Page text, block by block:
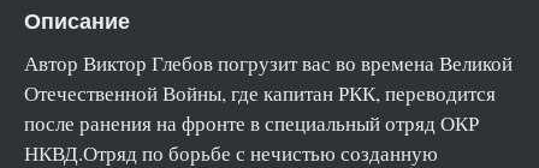
Описание
Автор Виктор Глебов погрузит вас во времена Великой
Отечественной Войны, где капитан РКК, переводится
после ранения на фронте в специальный отряд ОКР
НКВД.Отряд по борьбе с нечистью созданную